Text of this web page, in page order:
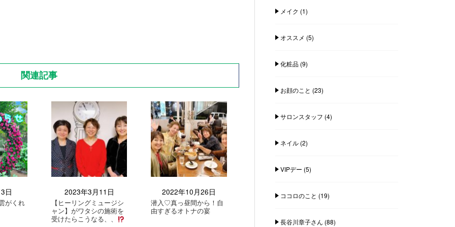
関連記事
日
がくれ
2023年3月11日
【ヒーリングミュージシ
ャン】がワタシの施術を
受けたらこうなる、、
2022年10月26日
潜入♡真っ昼間から！自
由すぎるオトナの宴
メイク (1)
オススメ (5)
化粧品(9)
お顔のこと (23)
サロンスタッフ (4)
ネイル(2)
VIPデー (5)
ココロのこと (19)
長谷川章子さん (88)